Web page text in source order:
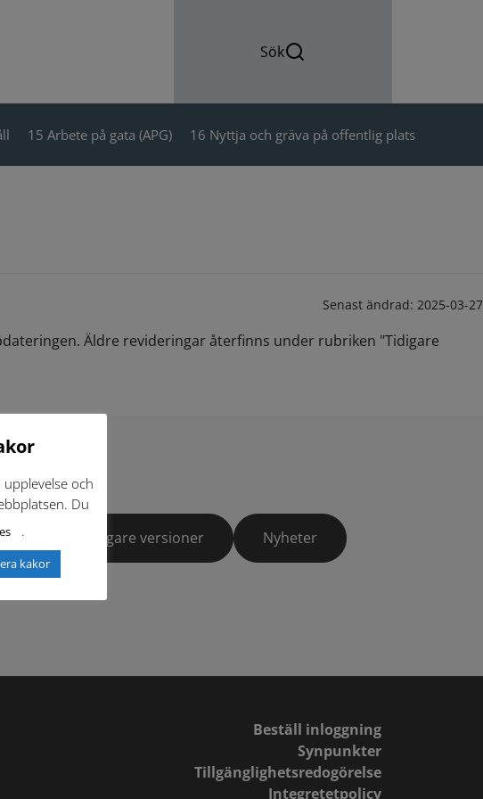
Sök
15 Arbete på gata (APG) 16 Nyttja och gräva på offentlig plats
Senast ändrad: 2025-03-27
Äldre revideringar återfinns under rubriken "Tidigare
Tidigare versioner Nyheter
Beställ inloggning
Synpunkter
Tillgänglighetsredogörelse
Integretetpolicy
och
Du
.
kakor